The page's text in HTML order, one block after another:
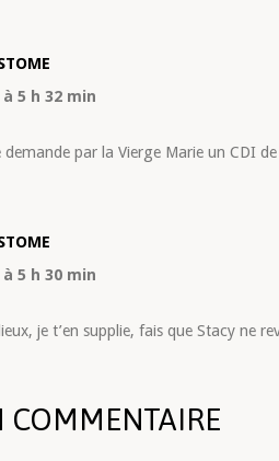
à 5 h 32 min
demande par la Vierge Marie un CDI
à 5 h 30 min
je t’en supplie, fais que Stacy ne
COMMENTAIRE